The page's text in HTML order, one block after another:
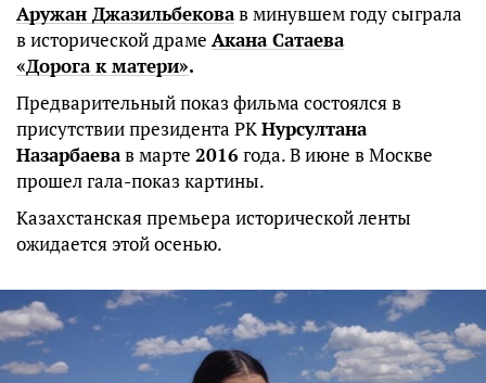
Аружан Джазильбековав минувшем году сыграла
в исторической драме Акана Сатаева
«Дорога к матери».
Предварительный показ фильма состоялся в
присутствии президента РКНурсултана
Назарбаевав марте 2016 года. В июне в Москве
прошел гала-показ картины.
Казахстанская премьера исторической ленты
ожидается этой осенью.